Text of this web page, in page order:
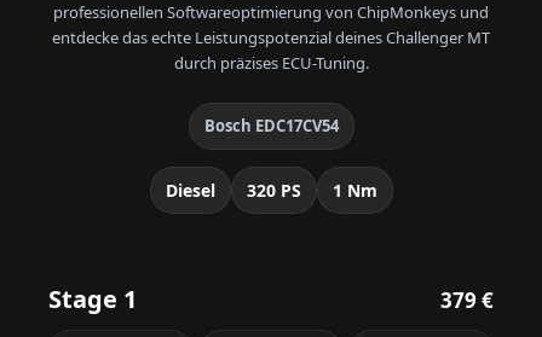
professionellen Softwareoptimierung von ChipMonkeys und
entdecke das echte Leistungspotenzial deines Challenger MT
durch präzises ECU-Tuning.
Bosch EDC17CV54
Diesel 320 PS 1 Nm
Stage 1 379 €